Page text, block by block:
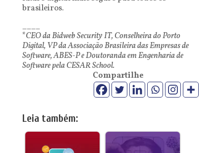
brasileiros.
____
*CEO da Bidweb Security IT, Conselheira do Porto
Digital, VP da Associação Brasileira das Empresas de
Software, ABES-P e Doutoranda em Engenharia de
Software pela CESAR School.
Compartilhe
Leia também: